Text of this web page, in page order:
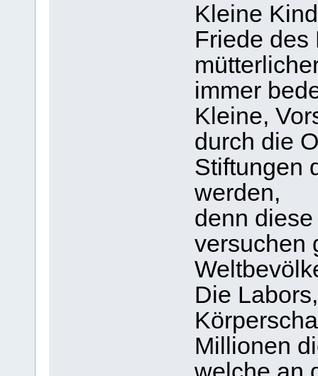
Kleine
Friede des
immer
Kleine,
durch die
Stiftungen
werden,
denn
versuchen
Die
Millionen